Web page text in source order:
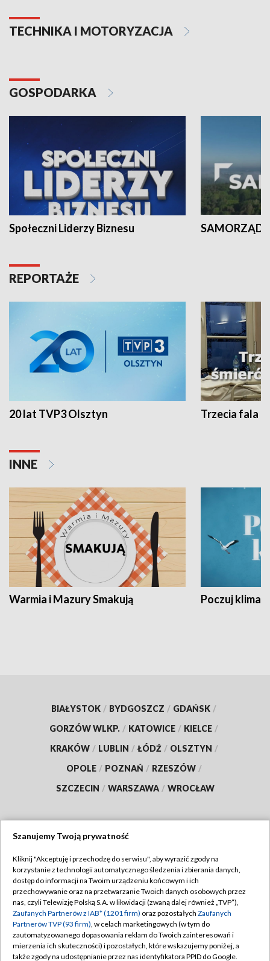
TECHNIKA I MOTORYZACJA
GOSPODARKA
Społeczni Liderzy Biznesu SAMORZĄD
REPORTAŻE
20 lat TVP3 Olsztyn Trzecia fala -
INNE
Warmia i Mazury Smakują Poczuj klimat
BIAŁYSTOK / BYDGOSZCZ / GDAŃSK /
GORZÓW WLKP. / KATOWICE / KIELCE /
KRAKÓW / LUBLIN / ŁÓDŹ / OLSZTYN /
OPOLE / POZNAŃ / RZESZÓW /
SZCZECIN / WARSZAWA / WROCŁAW
TVP
Abonament TVP
Emisja w TVP
Centrum informacji TVP
Naziemna Telewizja Cyfrowa
Regulamin TVP
Polityka prywatności
Moje zgody
Pomoc
Szanujemy Twoją prywatność
Kliknij "Akceptuję i przechodzę do serwisu", aby wyrazić zgody na
korzystanie z technologii automatycznego śledzenia i zbierania danych,
dostęp do informacji na Twoim urządzeniu końcowym i ich
przechowywanie oraz na przetwarzanie Twoich danych osobowych przez
nas, czyli Telewizję Polską S.A. w likwidacji (zwaną dalej również „TVP”),
Zaufanych Partnerów z IAB* (1201 firm) oraz pozostałych Zaufanych
Partnerów TVP (93 firm), w celach marketingowych (w tym do
zautomatyzowanego dopasowania reklam do Twoich zainteresowań i
mierzenia ich skuteczności) i pozostałych, które wskazujemy poniżej, a
także zgody na udostępnianie przez nas identyfikatora PPID do Google.